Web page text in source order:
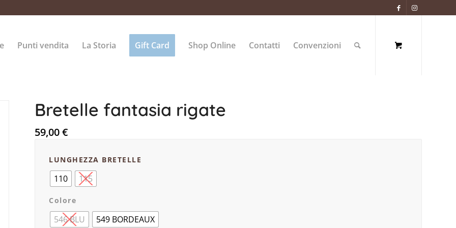
Punti vendita La Storia Gift Card Shop Online Contatti Convenzioni
Bretelle fantasia rigate
59,00€
LUNGHEZZA BRETELLE
110 115
Colore
546 BLU 549 BORDEAUX